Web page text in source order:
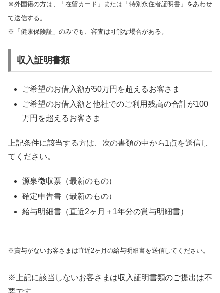
※外国籍の方は、「在留カード」または「特別永住者証明書」をあわせ
て送信する。
※「健康保険証」のみでも、審査は可能な場合がある。
収入証明書類
ご希望のお借入額が50万円を超えるお客さま
ご希望のお借入額と他社でのご利用残高の合計が100
万円を超えるお客さま
上記条件に該当する方は、次の書類の中から1点を送信し
てください。
源泉徴収票（最新のもの）
確定申告書（最新のもの）
給与明細書（直近2ヶ月＋1年分の賞与明細書）
※賞与がないお客さまは直近2ヶ月の給与明細書を送信してください。
※上記に該当しないお客さまは収入証明書類のご提出は不
要です。